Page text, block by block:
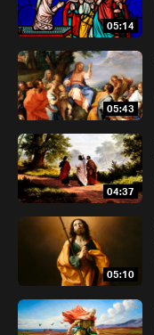
05:14
05:43
04:37
05:10